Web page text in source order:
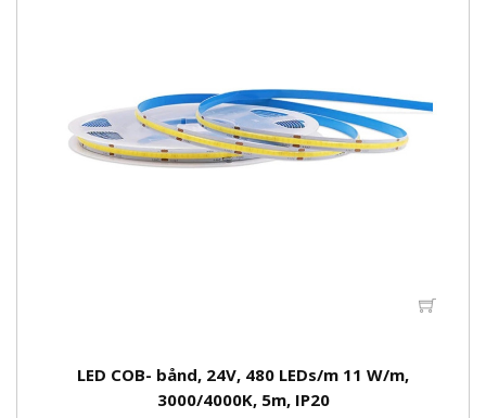
LED COB- bånd, 24V, 480 LEDs/m 11 W/m,
3000/4000K, 5m, IP20